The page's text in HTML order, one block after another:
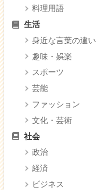
料理用語
生活
身近な言葉の違い
趣味・娯楽
スポーツ
芸能
ファッション
文化・芸術
社会
政治
経済
ビジネス